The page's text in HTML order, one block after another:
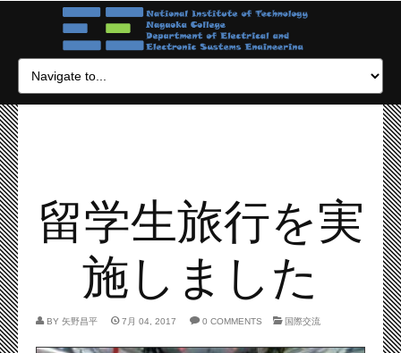
留学生旅行を実
施しました
BY 矢野昌平 7月 04, 2017 0 COMMENTS 国際交流